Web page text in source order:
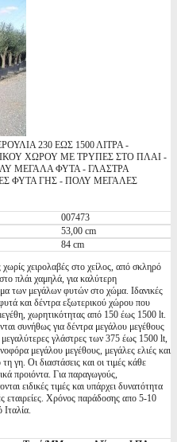
230 ΕΩΣ 1500 ΛΙΤΡΑ -
ΧΩΡΟΥ ΜΕ ΤΡΥΠΕΣ ΣΤΟ ΠΛΑΙ -
ΜΕΓΑΛΑ ΦΥΤΑ - ΓΛΑΣΤΡΑ
ΦΥΤΑ ΓΗΣ - ΠΟΛΥ ΜΕΓΑΛΕΣ
007473
53,00 cm
84 cm
χειρολαβές στο χείλος, από σκληρό
πλάι χαμηλά, για καλύτερη
των μεγάλων φυτών στο χώμα. Ιδανικές
και δέντρα εξωτερικού χώρου που
χωρητικότητας από 150 έως 1500 lt.
συνήθως για δέντρα μεγάλου μεγέθους
γλάστρες των 375 έως 1500 lt,
μεγάλου μεγέθους, μεγάλες ελιές και
γη. Οι διαστάσεις και οι τιμές κάθε
προιόντα. Για παραγωγούς,
ειδικές τιμές και υπάρχει δυνατότητα
εταιρείες. Χρόνος παράδοσης απο 5-10
Ιταλία.